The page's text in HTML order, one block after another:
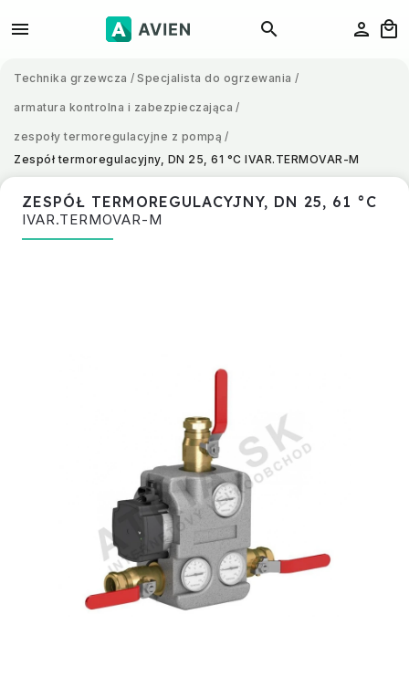
Technika grzewcza / Specjalista do ogrzewania /
armatura kontrolna i zabezpieczająca /
zespoły termoregulacyjne z pompą /
Zespół termoregulacyjny, DN 25, 61 °C IVAR.TERMOVAR-M
ZESPÓŁ TERMOREGULACYJNY, DN 25, 61 °C
IVAR.TERMOVAR-M